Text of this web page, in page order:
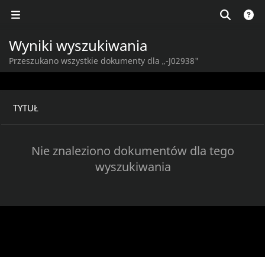
Wyniki wyszukiwania
Przeszukano wszystkie dokumenty dla „-J02938"
TYTUŁ
Nie znaleziono dokumentów dla tego
wyszukiwania